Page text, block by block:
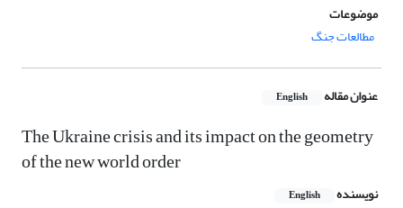
موضوعات
مطالعات جنگ
عنوان مقاله English
The Ukraine crisis and its impact on the geometry
of the new world order
نویسنده English